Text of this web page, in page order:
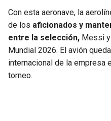
Con esta aeronave, la
de los aficionados y
entre la selección, Messi
Mundial 2026. El avión
internacional de la empresa
torneo.